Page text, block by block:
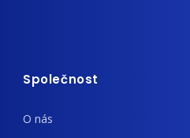
Společnost
O nás